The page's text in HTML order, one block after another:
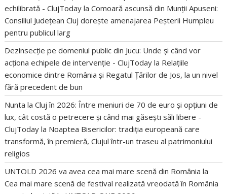
echilibrată - ClujToday laComoară ascunsă din Munții Apuseni:
Consiliul Județean Cluj dorește amenajarea Peșterii Humpleu
pentru publicul larg
Dezinsecție pe domeniul public din Jucu: Unde și când vor
acționa echipele de intervenție - ClujToday la Relațiile
economice dintre România și Regatul Țărilor de Jos, la un nivel
fără precedent de bun
Nunta la Cluj în 2026: Între meniuri de 70 de euro și opțiuni de
lux, cât costă o petrecere și când mai găsești săli libere -
ClujToday la Noaptea Bisericilor: tradiția europeană care
transformă, în premieră, Clujul într-un traseu al patrimoniului
religios
UNTOLD 2026 va avea cea mai mare scenă din România la
Cea mai mare scenă de festival realizată vreodată în România